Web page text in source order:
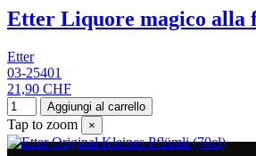
Etter Liquore magico alla
Etter
03-25401
21,90 CHF
Aggiungi al carrello
Tap to zoom ×